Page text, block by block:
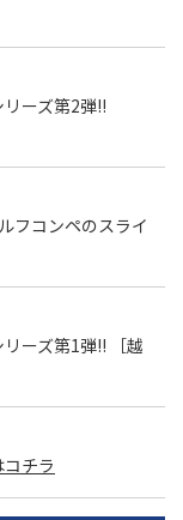
リーズ第2弾!!
フコンペのスライ
ーズ第1弾!! ［越
チラ